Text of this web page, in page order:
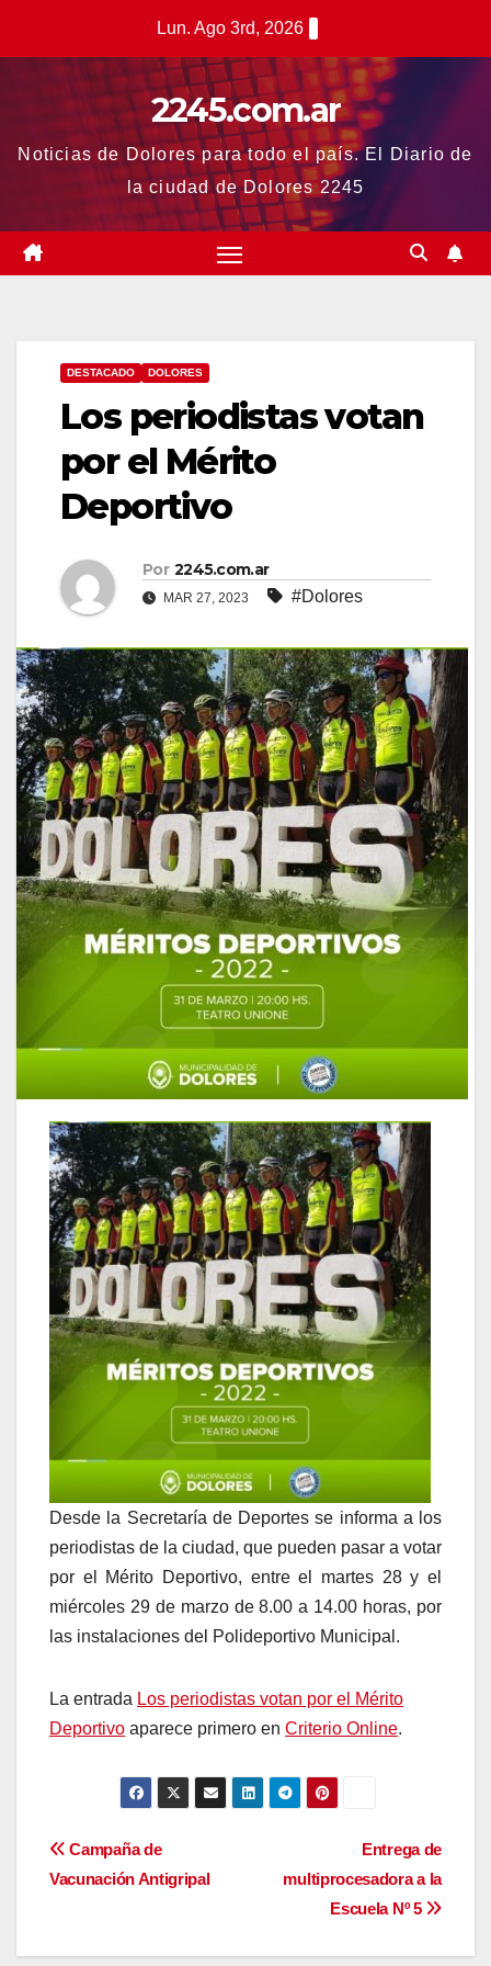
Lun. Ago 3rd, 2026
2245.com.ar
Noticias de Dolores para todo el país. El Diario de
la ciudad de Dolores 2245
DESTACADO DOLORES
Los periodistas votan
por el Mérito
Deportivo
Por 2245.com.ar
MAR 27, 2023 #Dolores
Desde la Secretaría de Deportes se informa a los
periodistas de la ciudad, que pueden pasar a votar
por el Mérito Deportivo, entre el martes 28 y el
miércoles 29 de marzo de 8.00 a 14.00 horas, por
las instalaciones del Polideportivo Municipal.
La entrada Los periodistas votan por el Mérito
Deportivo aparece primero en Criterio Online.
Navegación
entradas
Entrega de
multiprocesadora a la
Escuela Nº 5
Campaña de
Vacunación Antigripal